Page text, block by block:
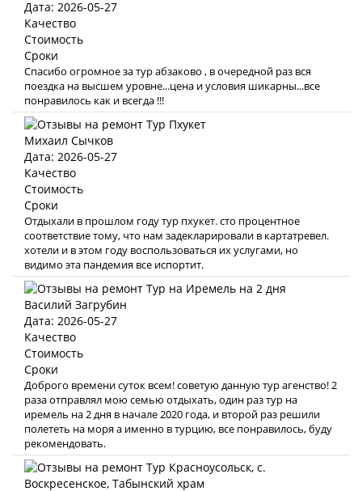
Дата: 2026-05-27
Качество
Стоимость
Сроки
Спасибо огромное за тур абзаково , в очередной раз вся
поездка на высшем уровне...цена и условия шикарны...все
понравилось как и всегда !!!
Михаил Сычков
Дата: 2026-05-27
Качество
Стоимость
Сроки
Отдыхали в прошлом году тур пхукет. сто процентное
соответствие тому, что нам задекларировали в картатревел.
хотели и в этом году воспользоваться их услугами, но
видимо эта пандемия все испортит.
Василий Загрубин
Дата: 2026-05-27
Качество
Стоимость
Сроки
Доброго времени суток всем! советую данную тур агенство! 2
раза отправлял мою семью отдыхать, один раз тур на
иремель на 2 дня в начале 2020 года, и второй раз решили
полететь на моря а именно в турцию, все понравилось, буду
рекомендовать.